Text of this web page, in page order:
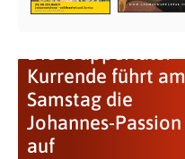
Die Wuppertaler
Kurrende führt am
Samstag die
Johannes-Passion
auf